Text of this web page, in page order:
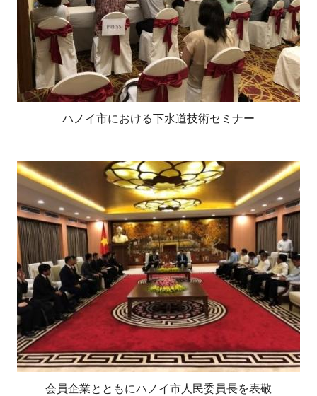
ハノイ市における下水道技術セミナー
会員企業とともにハノイ市人民委員長を表敬